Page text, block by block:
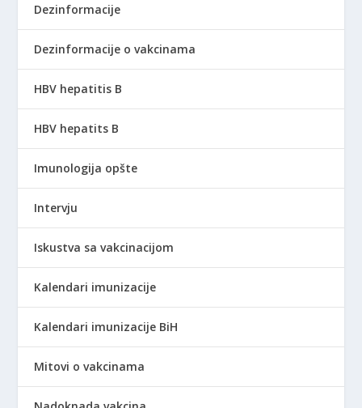
Dezinformacije
Dezinformacije o vakcinama
HBV hepatitis B
HBV hepatits B
Imunologija opšte
Intervju
Iskustva sa vakcinacijom
Kalendari imunizacije
Kalendari imunizacije BiH
Mitovi o vakcinama